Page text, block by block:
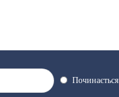
Починається